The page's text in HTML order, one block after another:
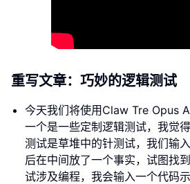
重写文章：巧妙的逻辑测试
今天我们将使用Claw Tre Opus
一个是一些定制逻辑测试，我觉
测试是草堆中的针测试，我们输
后在中间放了一个事实，试图找
试涉及编程，我会输入一个代码